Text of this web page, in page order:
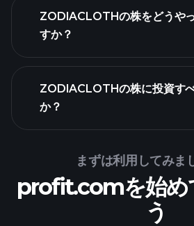
財務諸
ZODIACLOTHの株をどうや
すか？
Playtrade
推奨証券会社
ZODIACLOTHの株に投資す
か？
まずは利用してみま
profit.comを始め
う